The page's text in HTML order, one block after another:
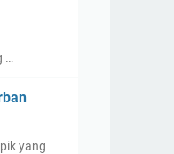
…
yang